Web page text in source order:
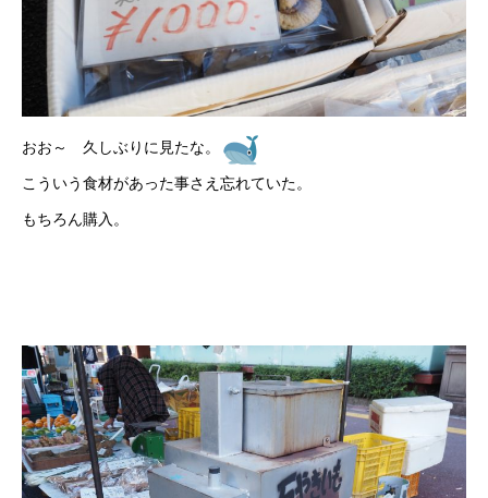
おお～ 久しぶりに見たな。
こういう食材があった事さえ忘れていた。
もちろん購入。